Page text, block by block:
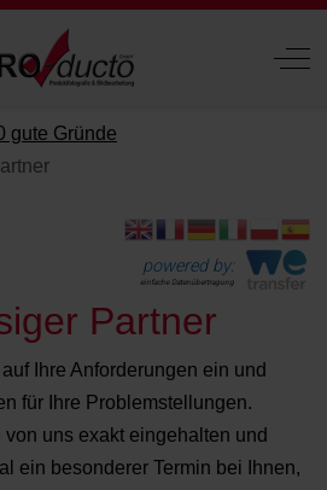
Off-
gute Gründe
powered by:
einfache Datenübertragung
Partner
Ihre Anforderungen ein und
für Ihre Problemstellungen.
uns exakt eingehalten und
ein besonderer Termin bei Ihnen,